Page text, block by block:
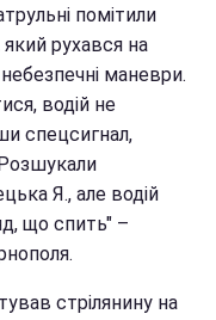
помітили
рухався на
маневри.
водій не
спецсигнал,
Я., але водій
що спить" –
стрілянину на